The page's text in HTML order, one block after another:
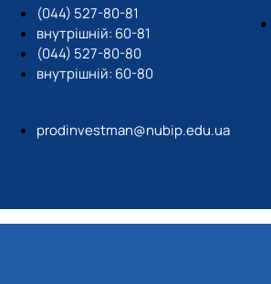
(044) 527-80-81
внутрішній: 60-81
(044) 527-80-80
внутрішній: 60-80
prodinvestman@nubip.edu.ua